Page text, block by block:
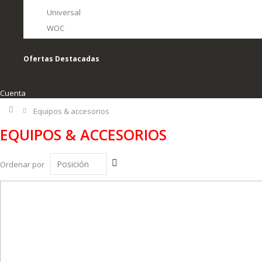
Universal
WOC
Ofertas Destacadas
Cuenta
Inicio
Equipos & accesorios
EQUIPOS & ACCESORIOS
Ordenar por
Descendente